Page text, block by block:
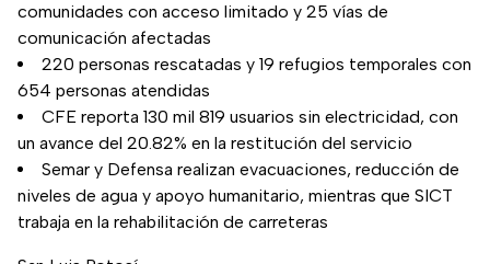
comunidades con acceso limitado y 25 vías de
comunicación afectadas
220 personas rescatadas y 19 refugios temporales con
654 personas atendidas
CFE reporta 130 mil 819 usuarios sin electricidad, con
un avance del 20.82% en la restitución del servicio
Semar y Defensa realizan evacuaciones, reducción de
niveles de agua y apoyo humanitario, mientras que SICT
trabaja en la rehabilitación de carreteras